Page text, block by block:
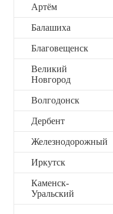
Артём
Балашиха
Благовещенск
Великий
Новгород
Волгодонск
Дербент
Железнодорожный
Иркутск
Каменск-
Уральский